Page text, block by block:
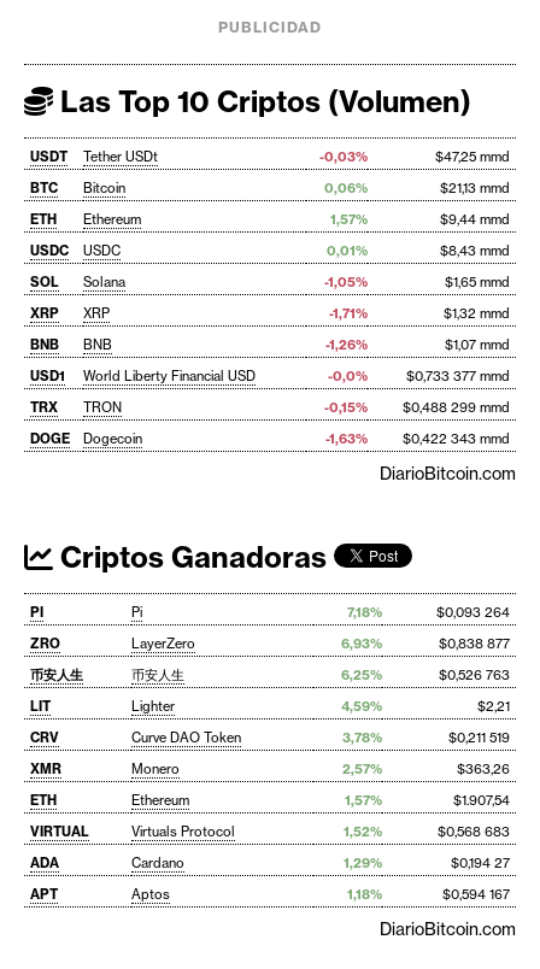
PUBLICIDAD
Las Top 10 Criptos (Volumen)
USDT Tether USDt -0,03%
$47,25 mmd
BTC
Bitcoin 0,06%
$21,13 mmd
ETH
Ethereum 1,57%
$9,44 mmd
USDC
USDC 0,01%
$8,43 mmd
SOL
Solana -1,05%
$1,65 mmd
XRP
XRP -1,71%
$1,32 mmd
BNB
BNB -1,26%
$1,07 mmd
USD1
World Liberty Financial USD -0,0%
$0,733 377 mmd
TRX
TRON -0,15%
$0,488 299 mmd
DOGE
Dogecoin -1,63% $0,422 343 mmd
DiarioBitcoin.com
Criptos Ganadoras
PI Pi 7,18%
$0,093 264
ZRO
LayerZero 6,93%
$0,838 877
币安人生
币安人生 6,25%
$0,526 763
LIT
Lighter 4,59%
$2,21
CRV
Curve DAO Token 3,78%
$0,211 519
XMR
Monero 2,57%
$363,26
ETH
Ethereum 1,57%
$1.907,54
VIRTUAL
Virtuals Protocol 1,52%
$0,568 683
ADA
Cardano 1,29%
$0,194 27
APT
Aptos 1,18% $0,594 167
DiarioBitcoin.com